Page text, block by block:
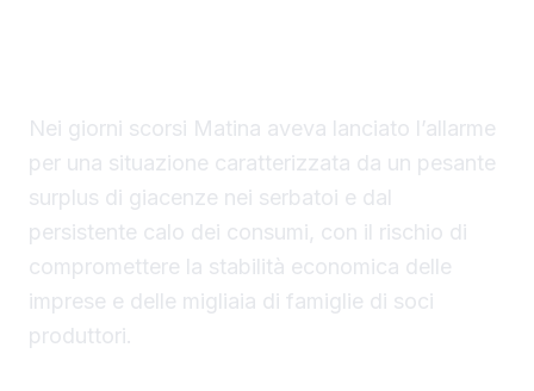
Nei giorni scorsi Matina aveva lanciato l’allarme
per una situazione caratterizzata da un pesante
surplus di giacenze nei serbatoi e dal
persistente calo dei consumi, con il rischio di
compromettere la stabilità economica delle
imprese e delle migliaia di famiglie di soci
produttori.